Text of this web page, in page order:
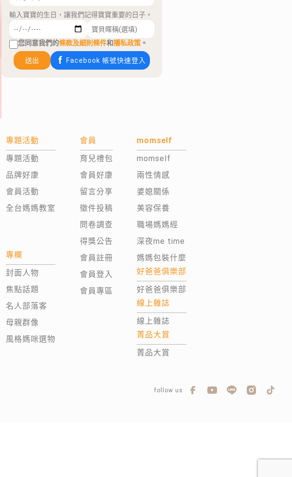
輸入寶寶的生日，讓我們記得寶寶重要的日子。
您同意我們的條款及細則條件和隱私政策 。
送出 Facebook 帳號快速登入
專題活動
專題活動
品牌好康
會員活動
全台媽媽教室
專欄
封面人物
焦點話題
名人部落客
母親群像
風格媽咪選物
會員
育兒禮包
會員好康
留言分享
徵件投稿
問卷調查
得獎公告
會員註冊
會員登入
會員專區
momself
momself
兩性情感
婆媳關係
美容保養
職場媽媽經
深夜me time
媽媽包裝什麼
好爸爸俱樂部
好爸爸俱樂部
線上雜誌
線上雜誌
菁品大賞
菁品大賞
follow us